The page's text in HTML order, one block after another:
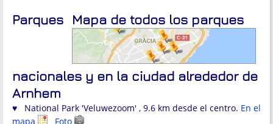
Mapa de todos los parques
Parques
nacionales y en la ciudad alrededor de
Arnhem
♥ National Park 'Veluwezoom' , 9.6 km desde el centro. En el
mapa
Foto